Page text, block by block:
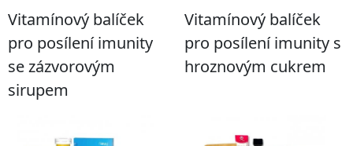
Vitamínový balíček
pro posílení imunity
se zázvorovým
sirupem
Vitamínový balíček
pro posílení imunity s
hroznovým cukrem